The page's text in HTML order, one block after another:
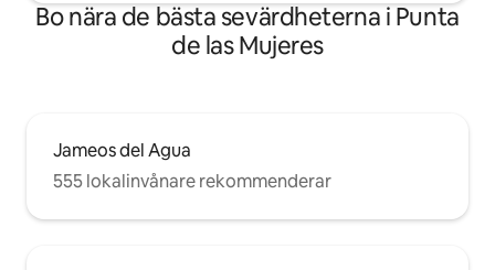
Bo nära de bästa sevärdheterna i Punta
de las Mujeres
Jameos del Agua
555 lokalinvånare rekommenderar